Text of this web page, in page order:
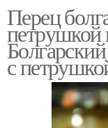
Перец
петрушкой
с